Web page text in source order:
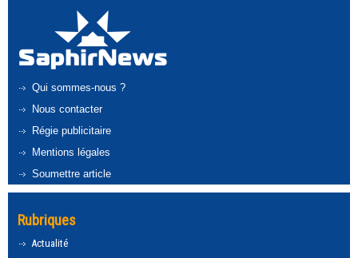
Qui sommes-nous ?
Nous contacter
Régie publicitaire
Mentions légales
Soumettre article
Rubriques
Actualité